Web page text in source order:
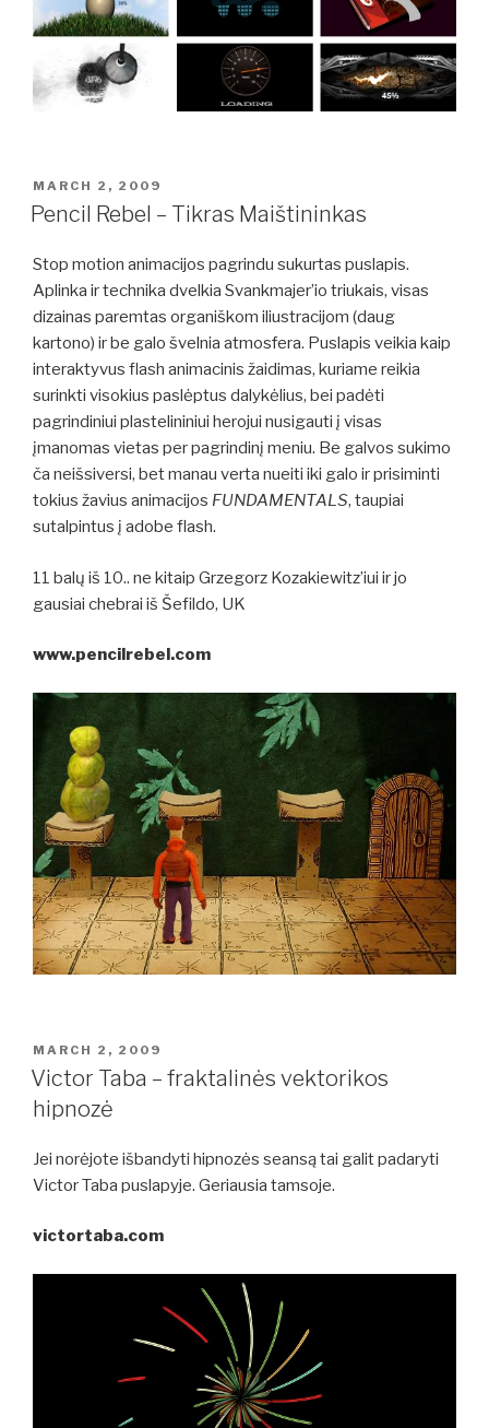
POSTED
ON
MARCH 2, 2009
Pencil Rebel – Tikras Maištininkas
Stop motion animacijos pagrindu sukurtas puslapis.
Aplinka ir technika dvelkia Svankmajer’io triukais, visas
dizainas paremtas organiškom iliustracijom (daug
kartono) ir be galo švelnia atmosfera. Puslapis veikia kaip
interaktyvus flash animacinis žaidimas, kuriame reikia
surinkti visokius paslėptus dalykėlius, bei padėti
pagrindiniui plastelininiui herojui nusigauti į visas
įmanomas vietas per pagrindinį meniu. Be galvos sukimo
ča neišsiversi, bet manau verta nueiti iki galo ir prisiminti
tokius žavius animacijos FUNDAMENTALS, taupiai
sutalpintus į adobe flash.
11 balų iš 10.. ne kitaip Grzegorz Kozakiewitz’iui ir jo
gausiai chebrai iš Šefildo, UK
www.pencilrebel.com
POSTED
ON
MARCH 2, 2009
Victor Taba – fraktalinės vektorikos
hipnozė
Jei norėjote išbandyti hipnozės seansą tai galit padaryti
Victor Taba puslapyje. Geriausia tamsoje.
victortaba.com